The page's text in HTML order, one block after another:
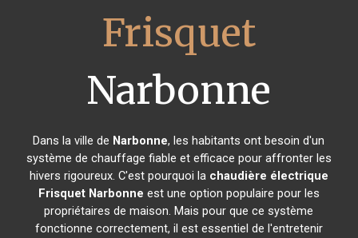
Frisquet
Narbonne
Dans la ville de Narbonne, les habitants ont besoin d'un
système de chauffage fiable et efficace pour affronter les
hivers rigoureux. C'est pourquoi la chaudière électrique
Frisquet Narbonne est une option populaire pour les
propriétaires de maison. Mais pour que ce système
fonctionne correctement, il est essentiel de l'entretenir